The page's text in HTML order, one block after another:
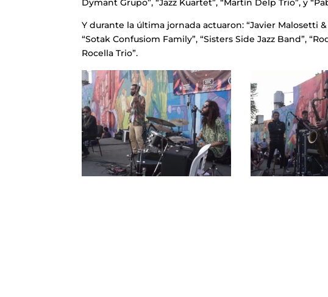
Dymant Grupo”, “Jazz Kuartet”, “Martín Delp Trio”, y
Y durante la última jornada actuaron: “Javier Malosetti &
“Sotak Confusiom Family”, “Sisters Side Jazz Band”,
Rocella Trio”.